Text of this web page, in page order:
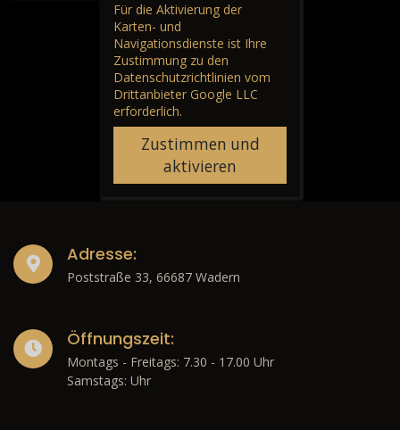
Für die Aktivierung der
Karten- und
Navigationsdienste ist Ihre
Zustimmung zu den
Datenschutzrichtlinien vom
Drittanbieter Google LLC
erforderlich.
Zustimmen und
aktivieren
Adresse:
Poststraße 33, 66687 Wadern
Öffnungszeit:
Montags - Freitags: 7.30 - 17.00 Uhr
Samstags: Uhr